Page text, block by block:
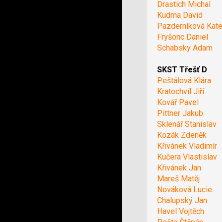
Drastich Michal
Kudrna David
Pazderníková
Fryšonc Daniel
Schabsky Adam
SKST Třešť D
Peštálová Klára
Kratochvíl Jiří
Kovář Pavel
Pittner Jakub
Sklenář Stanislav
Kozák Zdeněk
Křivánek Vladimír
Kučera Vlastislav
Křivánek Jan
Mareš Matěj
Nováková Lucie
Chalupský Jan
Havel Vojtěch